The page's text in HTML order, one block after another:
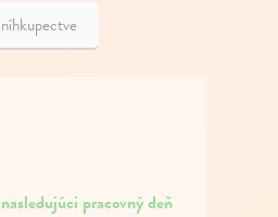
pracovný deň